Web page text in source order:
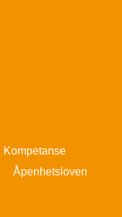
Kompetanse
Åpenhetsloven